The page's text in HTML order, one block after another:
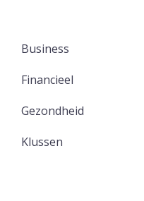
Business
Financieel
Gezondheid
Klussen